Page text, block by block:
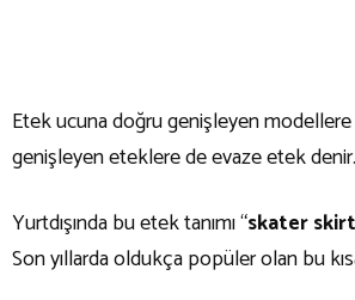
Etek ucuna doğru genişleyen modellere
genişleyen eteklere de evaze etek denir.
Yurtdışında bu etek tanımı “skater skirt
Son yıllarda oldukça popüler olan bu